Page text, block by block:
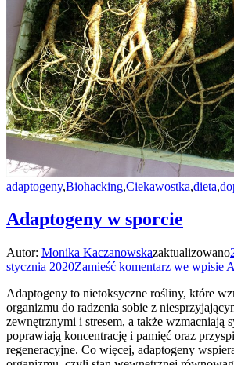
adaptogeny,Biohacking,Ciekawostka,dieta,
Adaptogeny w sporcie
Autor: Monika Kaczanowskazaktualizowano
stycznia 2020Zamieść komentarz we wpisie
Adaptogeny to nietoksyczne rośliny, które
organizmu do radzenia sobie z
zewnętrznymi i stresem, a także wzmacniają
poprawiają koncentrację i pamięć oraz
regeneracyjne. Co więcej, adaptogeny